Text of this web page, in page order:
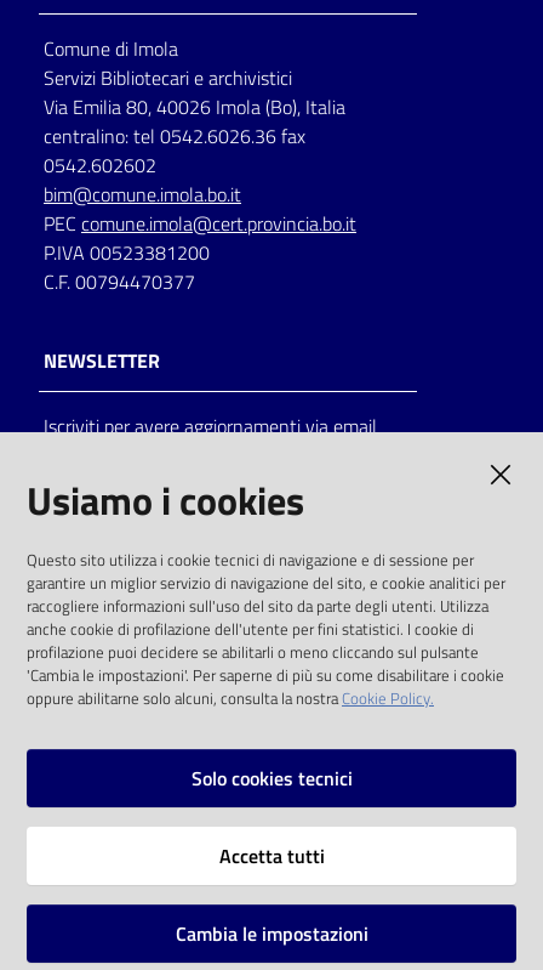
Comune di Imola
Servizi Bibliotecari e archivistici
Via Emilia 80, 40026 Imola (Bo), Italia
centralino: tel 0542.6026.36 fax
0542.602602
bim@comune.imola.bo.it
PEC comune.imola@cert.provincia.bo.it
P.IVA 00523381200
C.F. 00794470377
NEWSLETTER
Iscriviti per avere aggiornamenti via email
solo alle condizioni previste dalla direttiva
comunitaria 2003/98/CE e dal d.lgs. 36/2006
SOCIAL
Instagram
Vai alla pagina
Usiamo i cookies
Questo sito utilizza i cookie tecnici di navigazione e di sessione per
garantire un miglior servizio di navigazione del sito, e cookie analitici per
raccogliere informazioni sull'uso del sito da parte degli utenti. Utilizza
anche cookie di profilazione dell'utente per fini statistici. I cookie di
profilazione puoi decidere se abilitarli o meno cliccando sul pulsante
'Cambia le impostazioni'. Per saperne di più su come disabilitare i cookie
oppure abilitarne solo alcuni, consulta la nostraCookie Policy.
Solo cookies tecnici
Accetta tutti
Cambia le impostazioni